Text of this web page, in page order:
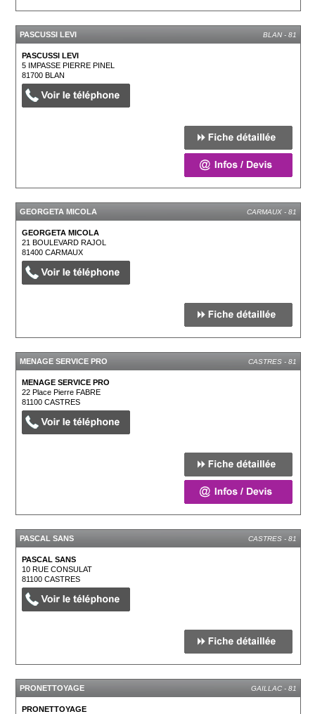
PASCUSSI LEVI BLAN - 81
PASCUSSI LEVI
5 IMPASSE PIERRE PINEL
81700BLAN
GEORGETA MICOLA CARMAUX - 81
GEORGETA MICOLA
21 BOULEVARD RAJOL
81400CARMAUX
MENAGE SERVICE PRO CASTRES - 81
MENAGE SERVICE PRO
22 Place Pierre FABRE
81100CASTRES
PASCAL SANS CASTRES - 81
PASCAL SANS
10 RUE CONSULAT
81100CASTRES
PRONETTOYAGE GAILLAC - 81
PRONETTOYAGE